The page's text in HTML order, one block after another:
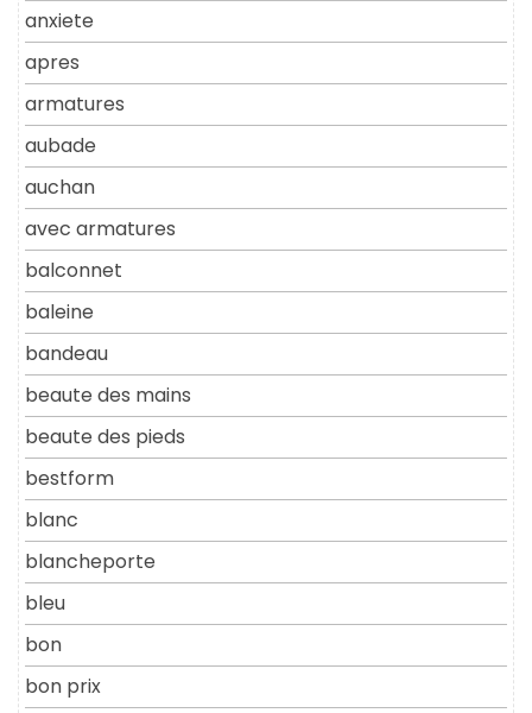
anxiete
apres
armatures
aubade
auchan
avec armatures
balconnet
baleine
bandeau
beaute des mains
beaute des pieds
bestform
blanc
blancheporte
bleu
bon
bon prix